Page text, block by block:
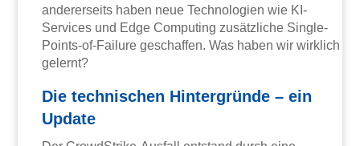
andererseits haben neue Technologien wie KI-
Services und Edge Computing zusätzliche Single-
Points-of-Failure geschaffen. Was haben wir wirklich
gelernt?
Die technischen Hintergründe – ein
Update